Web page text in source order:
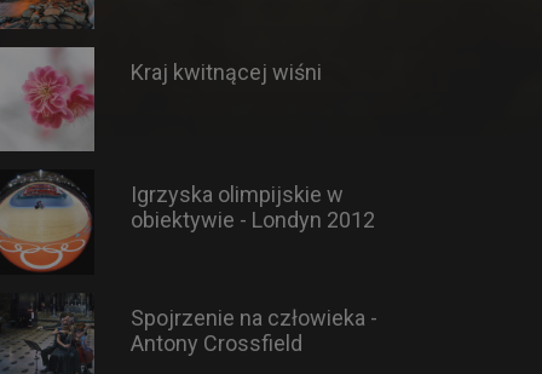
Kraj kwitnącej wiśni
Igrzyska olimpijskie w
obiektywie - Londyn 2012
Spojrzenie na człowieka -
Antony Crossfield